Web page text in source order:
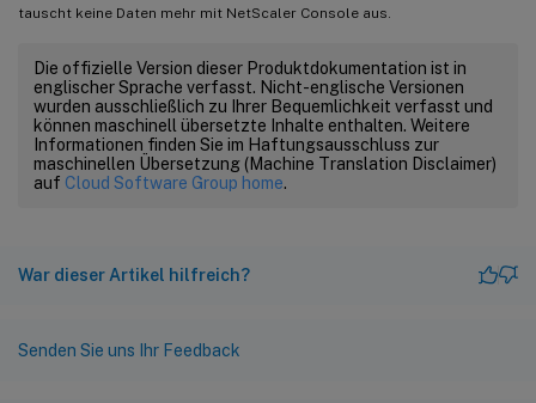
tauscht keine Daten mehr mit NetScaler Console aus.
Die offizielle Version dieser Produktdokumentation ist in
englischer Sprache verfasst. Nicht-englische Versionen
wurden ausschließlich zu Ihrer Bequemlichkeit verfasst und
können maschinell übersetzte Inhalte enthalten. Weitere
Informationen finden Sie im Haftungsausschluss zur
maschinellen Übersetzung (Machine Translation Disclaimer)
auf Cloud Software Group home.
War dieser Artikel hilfreich?
Senden Sie uns Ihr Feedback